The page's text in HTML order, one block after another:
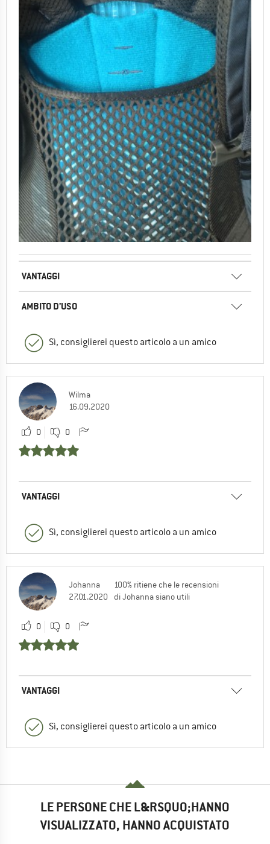
VANTAGGI
AMBITO D’USO
Sì, consiglierei questo articolo a un amico
Wilma
16.09.2020
0 0
VANTAGGI
Sì, consiglierei questo articolo a un amico
Johanna
27.01.2020
100% ritiene che le recensioni
di Johanna siano utili
0 0
VANTAGGI
Sì, consiglierei questo articolo a un amico
LE PERSONE CHE L&RSQUO;HANNO
VISUALIZZATO, HANNO ACQUISTATO